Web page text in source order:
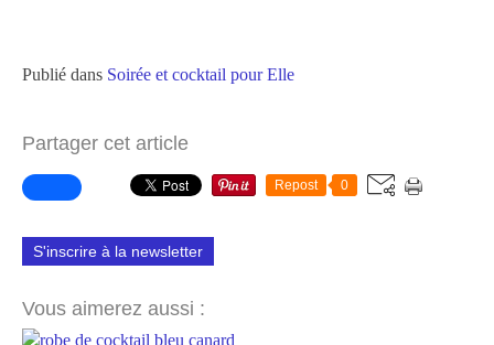
Publié dans Soirée et cocktail pour Elle
Partager cet article
Repost 0
S'inscrire à la newsletter
Vous aimerez aussi :